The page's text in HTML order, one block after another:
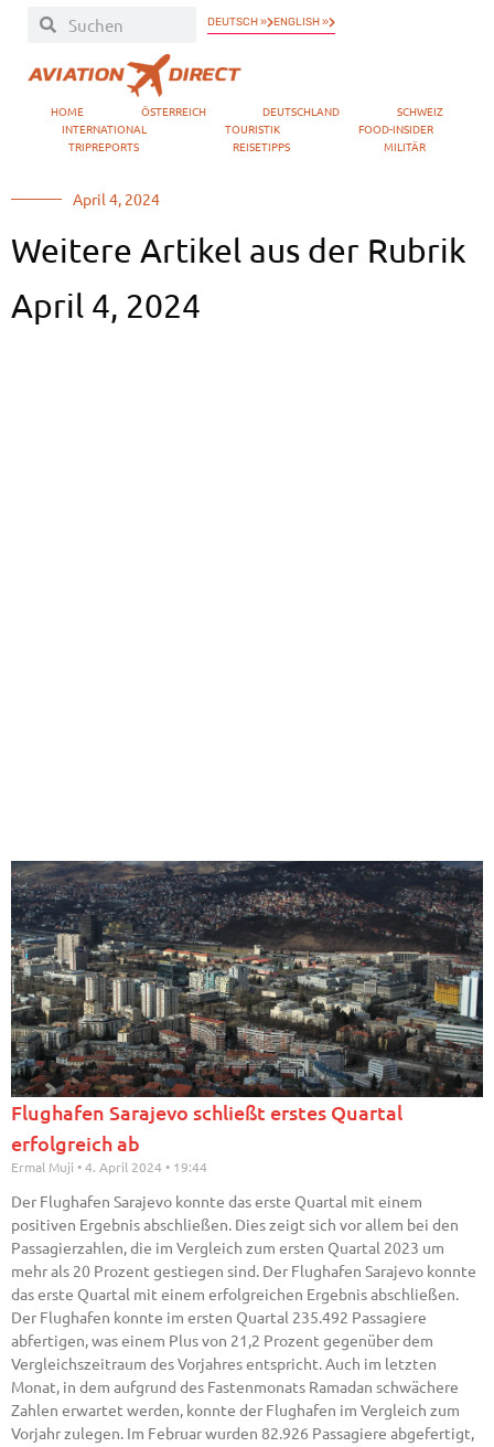
DEUTSCH » ENGLISH »
HOME ÖSTERREICH DEUTSCHLAND
SCHWEIZ
INTERNATIONAL
TOURISTIK
FOOD-INSIDER
TRIPREPORTS
REISETIPPS MILITÄR
April 4, 2024
Weitere Artikel aus der Rubrik
April 4, 2024
Flughafen Sarajevo schließt erstes Quartal
erfolgreich ab
Ermal Muji 4. April 2024 19:44
Der Flughafen Sarajevo konnte das erste Quartal mit einem
positiven Ergebnis abschließen. Dies zeigt sich vor allem bei den
Passagierzahlen, die im Vergleich zum ersten Quartal 2023 um
mehr als 20 Prozent gestiegen sind. Der Flughafen Sarajevo konnte
das erste Quartal mit einem erfolgreichen Ergebnis abschließen.
Der Flughafen konnte im ersten Quartal 235.492 Passagiere
abfertigen, was einem Plus von 21,2 Prozent gegenüber dem
Vergleichszeitraum des Vorjahres entspricht. Auch im letzten
Monat, in dem aufgrund des Fastenmonats Ramadan schwächere
Zahlen erwartet werden, konnte der Flughafen im Vergleich zum
Vorjahr zulegen. Im Februar wurden 82.926 Passagiere abgefertigt,